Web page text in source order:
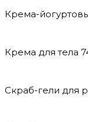
Крема-
Крема для тела
Скраб-гели для